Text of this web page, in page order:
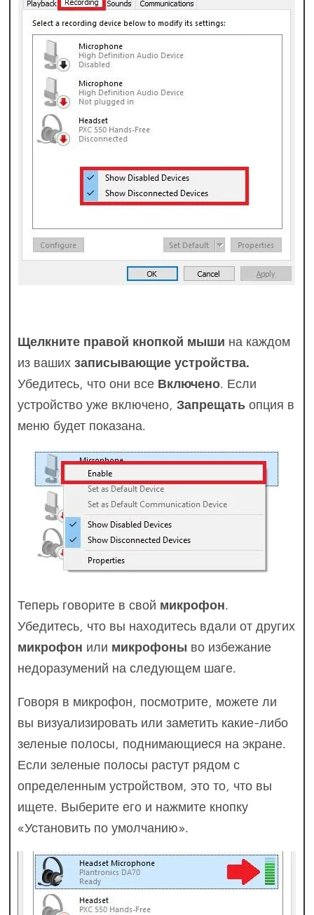
Щелкните правой кнопкой мыши на каждом
из вашихзаписывающие устройства.
Убедитесь, что они все Включено. Если
устройство уже включено,Запрещать опция в
меню будет показана.
Теперь говорите в свой микрофон.
Убедитесь, что вы находитесь вдали от других
микрофон или микрофоны во избежание
недоразумений на следующем шаге.
Говоря в микрофон, посмотрите, можете ли
вы визуализировать или заметить какие-либо
зеленые полосы, поднимающиеся на экране.
Если зеленые полосы растут рядом с
определенным устройством, это то, что вы
ищете. Выберите его и нажмите кнопку
«Установить по умолчанию».